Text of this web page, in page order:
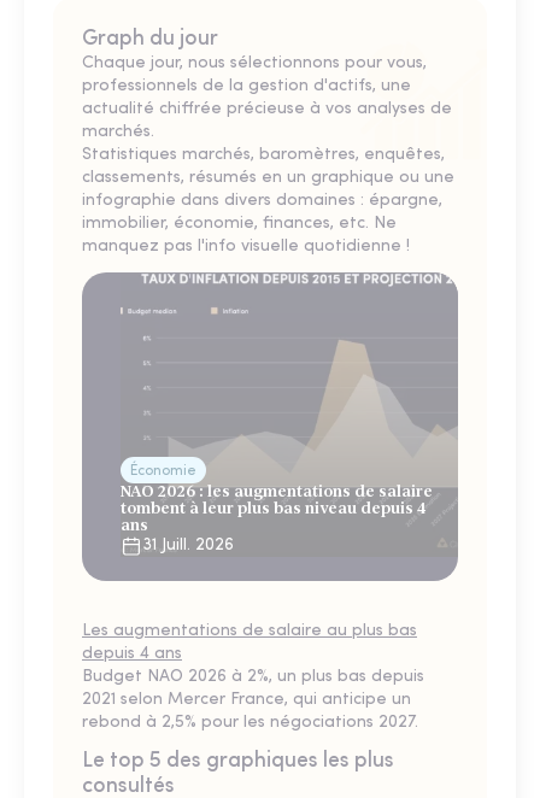
Graph du jour
Chaque jour, nous sélectionnons pour vous,
professionnels de la gestion d'actifs, une
actualité chiffrée précieuse à vos analyses de
marchés.
Statistiques marchés, baromètres, enquêtes,
classements, résumés en un graphique ou une
infographie dans divers domaines : épargne,
immobilier, économie, finances, etc. Ne
manquez pas l'info visuelle quotidienne !
Économie
NAO 2026 : les augmentations de salaire
tombent à leur plus bas niveau depuis 4
ans
31 Juill. 2026
Les augmentations de salaire au plus bas
depuis 4 ans
Budget NAO 2026 à 2%, un plus bas depuis
2021 selon Mercer France, qui anticipe un
rebond à 2,5% pour les négociations 2027.
Le top 5 des graphiques les plus
consultés